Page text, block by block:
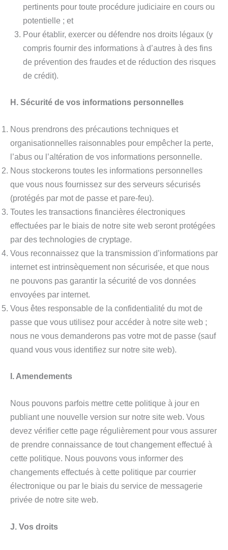
pertinents pour toute procédure judiciaire en cours ou
potentielle ; et
Pour établir, exercer ou défendre nos droits légaux (y
compris fournir des informations à d’autres à des fins
de prévention des fraudes et de réduction des risques
de crédit).
H. Sécurité de vos informations personnelles
Nous prendrons des précautions techniques et
organisationnelles raisonnables pour empêcher la perte,
l’abus ou l’altération de vos informations personnelle.
Nous stockerons toutes les informations personnelles
que vous nous fournissez sur des serveurs sécurisés
(protégés par mot de passe et pare-feu).
Toutes les transactions financières électroniques
effectuées par le biais de notre site web seront protégées
par des technologies de cryptage.
Vous reconnaissez que la transmission d’informations par
internet est intrinsèquement non sécurisée, et que nous
ne pouvons pas garantir la sécurité de vos données
envoyées par internet.
Vous êtes responsable de la confidentialité du mot de
passe que vous utilisez pour accéder à notre site web ;
nous ne vous demanderons pas votre mot de passe (sauf
quand vous vous identifiez sur notre site web).
I. Amendements
Nous pouvons parfois mettre cette politique à jour en
publiant une nouvelle version sur notre site web. Vous
devez vérifier cette page régulièrement pour vous assurer
de prendre connaissance de tout changement effectué à
cette politique. Nous pouvons vous informer des
changements effectués à cette politique par courrier
électronique ou par le biais du service de messagerie
privée de notre site web.
J. Vos droits